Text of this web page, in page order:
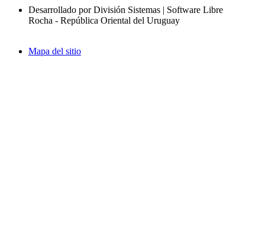
Desarrollado por División Sistemas | Software Libre
Rocha - República Oriental del Uruguay
Mapa del sitio